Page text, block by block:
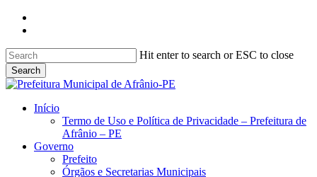
Skip
content
Hit enter to search or ESC to close
Search
Close
search
Menu
Início
Termo de Uso e Política de Privacidade – Prefeitura de
Afrânio – PE
Governo
Prefeito
Órgãos e Secretarias Municipais